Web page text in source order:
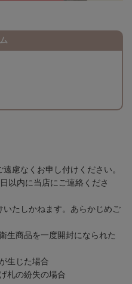
慮なくお申し付けください。
以内に当店にご連絡くださ
たしかねます。あらかじめご
商品を一度開封になられた
生じた場合
札の紛失の場合